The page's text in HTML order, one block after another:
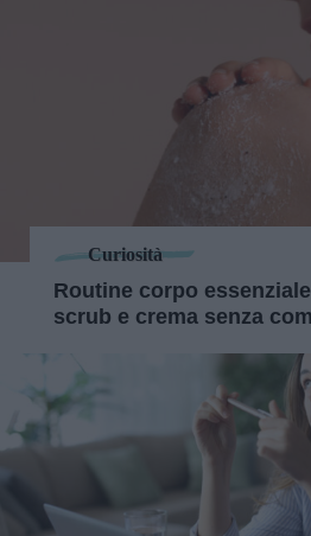
Curiosità
Routine corpo
scrub e crema senza